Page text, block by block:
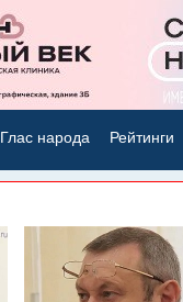
Глас народа Рейтинги